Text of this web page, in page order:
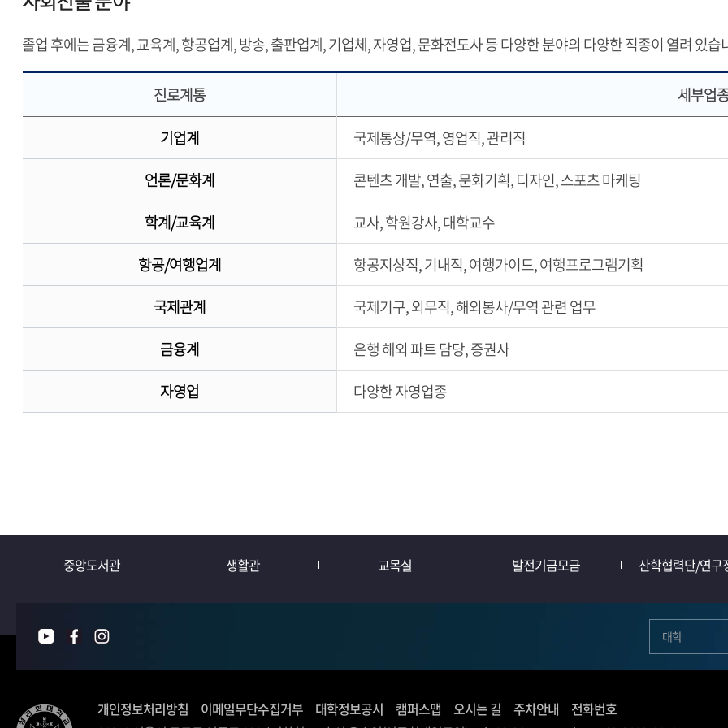
졸업 후에는 금융계, 교육계, 항공업계, 방송, 출판업계, 기업체, 자영업, 문화전도사 등 다양한 분야의 다양한 직종이 열려 있습
진로계통
세부업
기업계
국제통상/무역, 영업직, 관리직
언론/문화계
콘텐츠 개발, 연출, 문화기획, 디자인, 스포츠 마케팅
학계/교육계
교사, 학원강사, 대학교수
항공/여행업계
항공지상직, 기내직, 여행가이드, 여행프로그램기획
국제관계
국제기구, 외무직, 해외봉사/무역 관련 업무
금융계
은행 해외 파트 담당, 증권사
자영업
다양한 자영업종
중앙도서관 생활관 교목실 발전기금모금 산학협력단/연구
대학
개인정보처리방침 이메일무단수집거부 대학정보공시 캠퍼스맵 오시는 길 주차안내
전화번호